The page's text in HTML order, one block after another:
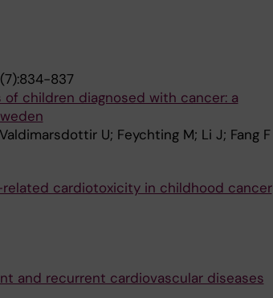
837
children diagnosed with cancer: a
U; Feychting M; Li J; Fang F
cardiotoxicity in childhood cancer
and recurrent cardiovascular diseases